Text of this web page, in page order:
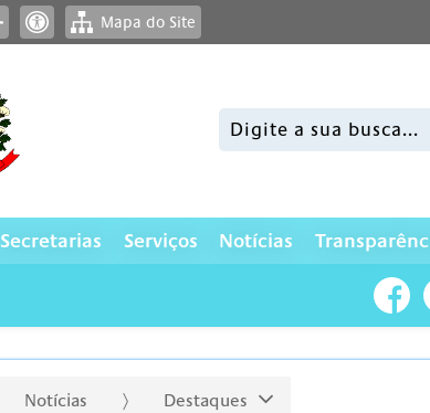
Mapa do Site
Pesquisar:
Secretarias Serviços Notícias
Notícias Destaques